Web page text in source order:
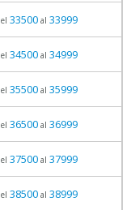
33500al 33999
34500al 34999
35500al 35999
36500al 36999
37500al 37999
38500al 38999